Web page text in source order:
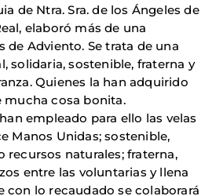
de Ntra. Sra. de los Ángeles de
elaboró más de una
de Adviento. Se trata de una
solidaria, sostenible, fraterna y
Quienes la han adquirido
mucha cosa bonita.
empleado para ello las velas
Manos Unidas; sostenible,
recursos naturales; fraterna,
entre las voluntarias y llena
con lo recaudado se colaborará